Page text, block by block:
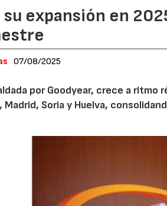
su expansión en
07/08/2025
por Goodyear, crece a
Madrid, Soria y Huelva,